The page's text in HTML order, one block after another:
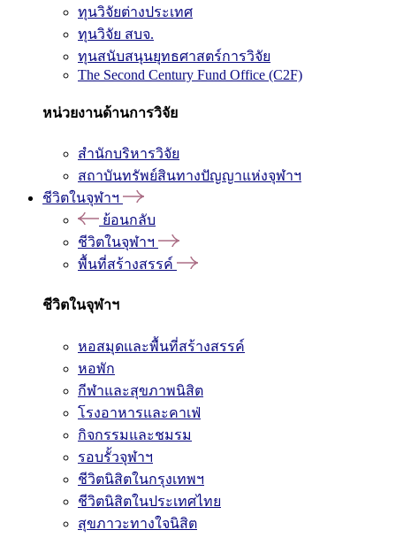
ทุนวิจัยต่างประเทศ
ทุนวิจัย สบจ.
ทุนสนับสนุนยุทธศาสตร์การวิจัย
The Second Century Fund Office (C2F)
หน่วยงานด้านการวิจัย
สำนักบริหารวิจัย
สถาบันทรัพย์สินทางปัญญาแห่งจุฬาฯ
ชีวิตในจุฬาฯ
ย้อนกลับ
ชีวิตในจุฬาฯ
พื้นที่สร้างสรรค์
ชีวิตในจุฬาฯ
หอสมุดและพื้นที่สร้างสรรค์
หอพัก
กีฬาและสุขภาพนิสิต
โรงอาหารและคาเฟ่
กิจกรรมและชมรม
รอบรั้วจุฬาฯ
ชีวิตนิสิตในกรุงเทพฯ
ชีวิตนิสิตในประเทศไทย
สุขภาวะทางใจนิสิต